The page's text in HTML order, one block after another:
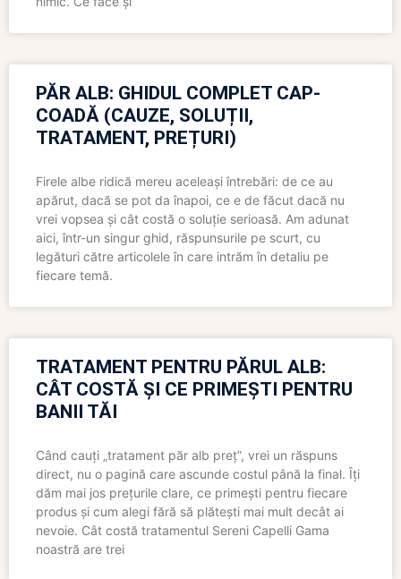
PĂR ALB: GHIDUL COMPLET CAP-
COADĂ (CAUZE, SOLUȚII,
TRATAMENT, PREȚURI)
Firele albe ridică mereu aceleași întrebări: de ce au
apărut, dacă se pot da înapoi, ce e de făcut dacă nu
vrei vopsea și cât costă o soluție serioasă. Am adunat
aici, într-un singur ghid, răspunsurile pe scurt, cu
legături către articolele în care intrăm în detaliu pe
fiecare temă.
TRATAMENT PENTRU PĂRUL ALB:
CÂT COSTĂ ȘI CE PRIMEȘTI PENTRU
BANII TĂI
Când cauți „tratament păr alb preț”, vrei un răspuns
direct, nu o pagină care ascunde costul până la final. Îți
dăm mai jos prețurile clare, ce primești pentru fiecare
produs și cum alegi fără să plătești mai mult decât ai
nevoie. Cât costă tratamentul Sereni Capelli Gama
noastră are trei